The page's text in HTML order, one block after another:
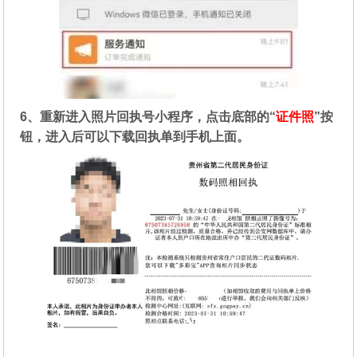
6、重新进入照片回执号小程序，点击底部的“证件照”按
钮，进入后可以下载回执单到手机上面。